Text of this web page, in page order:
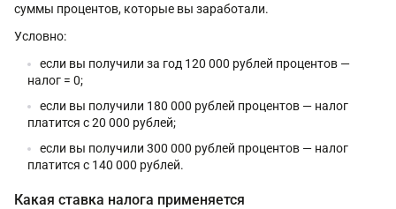
суммы процентов, которые вы заработали.
Условно:
если вы получили за год 120 000 рублей процентов —
налог = 0;
если вы получили 180 000 рублей процентов — налог
платится с 20 000 рублей;
если вы получили 300 000 рублей процентов — налог
платится с 140 000 рублей.
Какая ставка налога применяется